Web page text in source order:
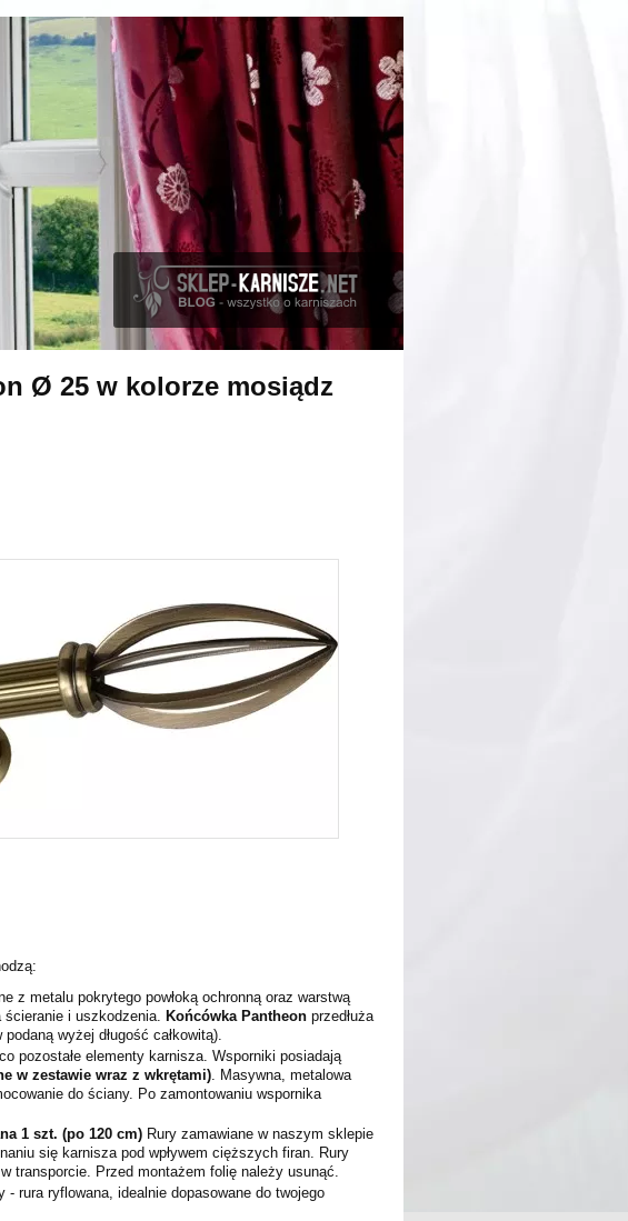
Ø 25 w kolorze mosiądz
z metalu pokrytego powłoką ochronną oraz warstwą
ścieranie i uszkodzenia. Końcówka Pantheon przedłuża
wyżej długość całkowitą).
pozostałe elementy karnisza. Wsporniki posiadają
w zestawie wraz z wkrętami) . Masywna, metalowa
do ściany. Po zamontowaniu wspornika
1 szt. (po 120 cm) Rury zamawiane w naszym sklepie
się karnisza pod wpływem cięższych firan. Rury
transporcie. Przed montażem folię należy usunąć.
- rura ryflowana , idealnie dopasowane do twojego